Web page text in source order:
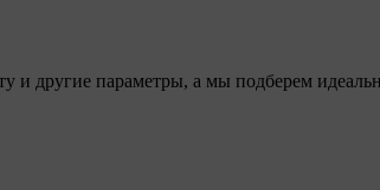
и другие параметры, а мы подберем